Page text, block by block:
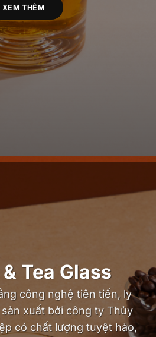
XEM THÊM
Tea Glass
công nghệ tiên tiến, ly
xuất bởi công ty Thủy
có chất lượng tuyệt hảo,